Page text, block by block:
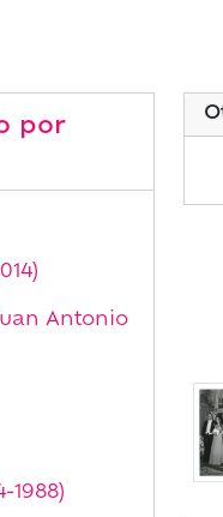
por
Antonio
1988)